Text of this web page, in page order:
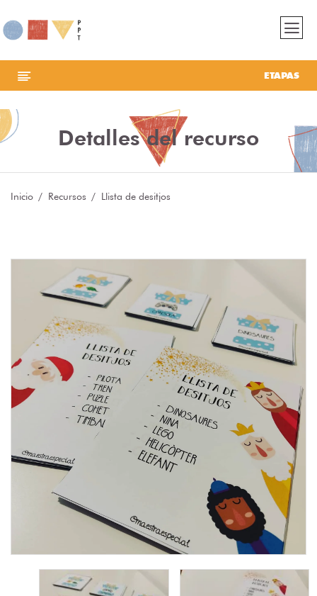
ETAPAS
Detalles del recurso
Inicio Recursos Llista de desitjos